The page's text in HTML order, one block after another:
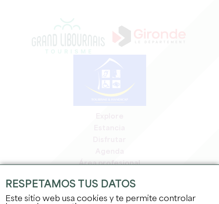
Área profesional
Espacio prensa
Empleo y prácticas
RESPETAMOS TUS DATOS
Este sitio web usa cookies y te permite controlar